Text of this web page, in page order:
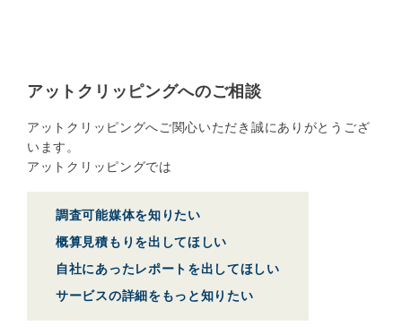
アットクリッピングへのご相談
アットクリッピングへご関心いただき誠にありがとうござ
います。
アットクリッピングでは
調査可能媒体を知りたい
概算見積もりを出してほしい
自社にあったレポートを出してほしい
サービスの詳細をもっと知りたい